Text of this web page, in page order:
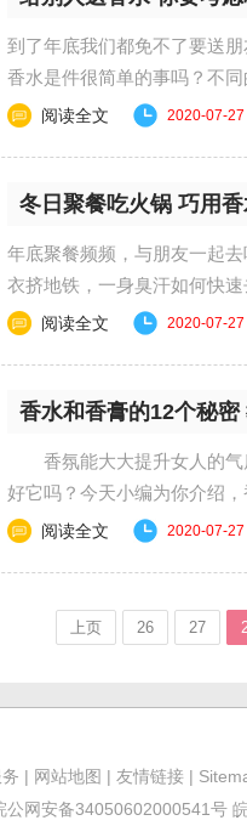
到了年底我们都免不了要送
香水是件很简单的事吗？不
#zenwen p{padding:...
阅读全文 2020-07-27
冬日聚餐吃火锅 巧用
年底聚餐频频，与朋友一起
衣挤地铁，一身臭汗如何快
重怎么办 1、冬......
阅读全文 2020-07-27
香水和香膏的12个秘密
香氛能大大提升女人的气
好它吗？今天小编为你介绍
着魅力。 香氛知......
阅读全文 2020-07-27
上页 26 27
| 网站地图 | 友情链接 |
公网安备34050602000541号